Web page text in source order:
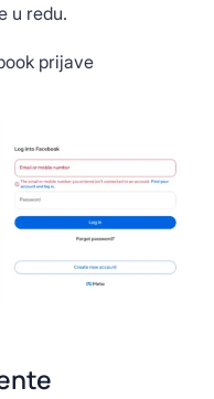
u redu.
prijave